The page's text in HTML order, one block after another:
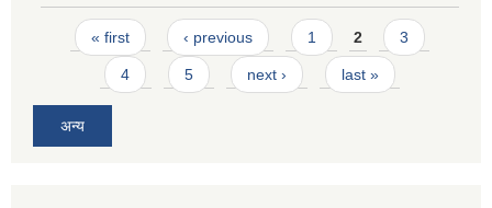
Pages
« first ‹ previous 1 2 3
4 5 next › last »
अन्य